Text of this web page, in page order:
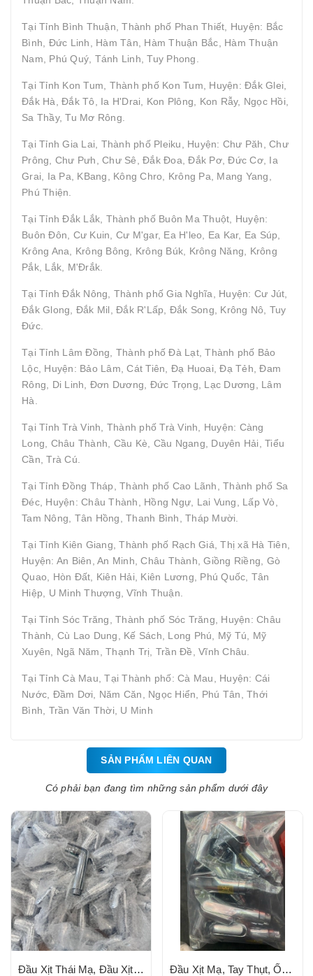
Tại Tỉnh Bình Thuận, Thành phố Phan Thiết, Huyện: Bắc
Bình, Đức Linh, Hàm Tân, Hàm Thuận Bắc, Hàm Thuận
Nam, Phú Quý, Tánh Linh, Tuy Phong.
Tại Tỉnh Kon Tum, Thành phố Kon Tum, Huyện: Đắk Glei,
Đắk Hà, Đắk Tô, Ia H'Drai, Kon Plông, Kon Rẫy, Ngọc Hồi,
Sa Thầy, Tu Mơ Rông.
Tại Tỉnh Gia Lai, Thành phố Pleiku, Huyện: Chư Păh, Chư
Prông, Chư Pưh, Chư Sê, Đắk Đoa, Đắk Pơ, Đức Cơ, Ia
Grai, Ia Pa, KBang, Kông Chro, Krông Pa, Mang Yang,
Phú Thiện.
Tại Tỉnh Đắk Lắk, Thành phố Buôn Ma Thuột, Huyện:
Buôn Đôn, Cư Kuin, Cư M'gar, Ea H'leo, Ea Kar, Ea Súp,
Krông Ana, Krông Bông, Krông Búk, Krông Năng, Krông
Pắk, Lắk, M'Đrắk.
Tại Tỉnh Đắk Nông, Thành phố Gia Nghĩa, Huyện: Cư Jút,
Đắk Glong, Đắk Mil, Đắk R'Lấp, Đắk Song, Krông Nô, Tuy
Đức.
Tại Tỉnh Lâm Đồng, Thành phố Đà Lạt, Thành phố Bảo
Lộc, Huyện: Bảo Lâm, Cát Tiên, Đạ Huoai, Đạ Tẻh, Đam
Rông, Di Linh, Đơn Dương, Đức Trọng, Lạc Dương, Lâm
Hà.
Tại Tỉnh Trà Vinh, Thành phố Trà Vinh, Huyện: Càng
Long, Châu Thành, Cầu Kè, Cầu Ngang, Duyên Hải, Tiểu
Cần, Trà Cú.
Tại Tỉnh Đồng Tháp, Thành phố Cao Lãnh, Thành phố Sa
Đéc, Huyện: Châu Thành, Hồng Ngự, Lai Vung, Lấp Vò,
Tam Nông, Tân Hồng, Thanh Bình, Tháp Mười.
Tại Tỉnh Kiên Giang, Thành phố Rạch Giá, Thị xã Hà Tiên,
Huyện: An Biên, An Minh, Châu Thành, Giồng Riềng, Gò
Quao, Hòn Đất, Kiên Hải, Kiên Lương, Phú Quốc, Tân
Hiệp, U Minh Thượng, Vĩnh Thuận.
Tại Tỉnh Sóc Trăng, Thành phố Sóc Trăng, Huyện: Châu
Thành, Cù Lao Dung, Kế Sách, Long Phú, Mỹ Tú, Mỹ
Xuyên, Ngã Năm, Thạnh Trị, Trần Đề, Vĩnh Châu.
Tại Tỉnh Cà Mau, Tại Thành phố: Cà Mau, Huyện: Cái
Nước, Đầm Dơi, Năm Căn, Ngọc Hiển, Phú Tân, Thới
Bình, Trần Văn Thời, U Minh
SẢN PHẨM LIÊN QUAN
Có phải bạn đang tìm những sản phẩm dưới đây
Đầu Xịt Thái Mạ, Đầu Xịt Nhựa Mạ Số 06 Đầu Xịt Mạ, Tay Thụt, Ốc Chụp Mạ, Ty Đồng PARTIAL (Loại 1)